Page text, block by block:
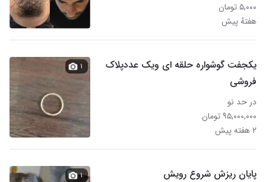
۵,۰۰۰ تومان
هفتهٔ پیش
یکجفت گوشواره حلقه ای ویک عددپلاک
فروشی
در حد نو
۹۵,۰۰۰,۰۰۰ تومان
۲ هفته پیش
۱
پایان ریزش شروع رویش ۱